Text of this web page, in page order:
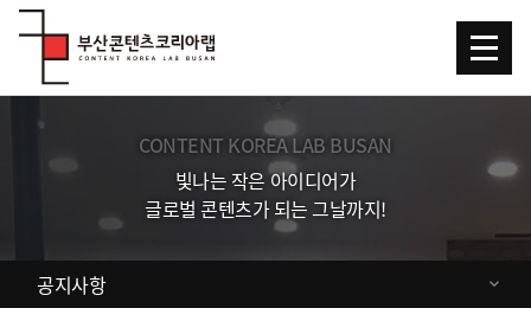
Skip Menu
CONTENT KOREA LAB BUSAN
빛나는 작은 아이디어가
글로벌 콘텐츠가 되는 그날까지!
공지사항